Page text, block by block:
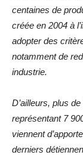
centaines de
créée en 2004 à
adopter des
notamment de
industrie.
D’ailleurs, plus
représentant 7
viennent
derniers